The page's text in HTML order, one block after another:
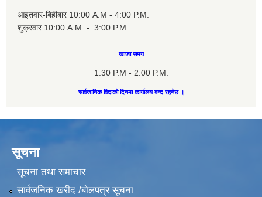
आइतवार-बिहीबार 10:00 A.M - 4:00 P.M.
शुक्रवार 10:00 A.M. - 3:00 P.M.
खाजा समय
1:30 P.M - 2:00 P.M.
सार्वजानिक विदाको दिनमा कार्यालय बन्द रहनेछ ।
सूचना
सूचना तथा समाचार
सार्वजनिक खरीद /बोलपत्र सूचना